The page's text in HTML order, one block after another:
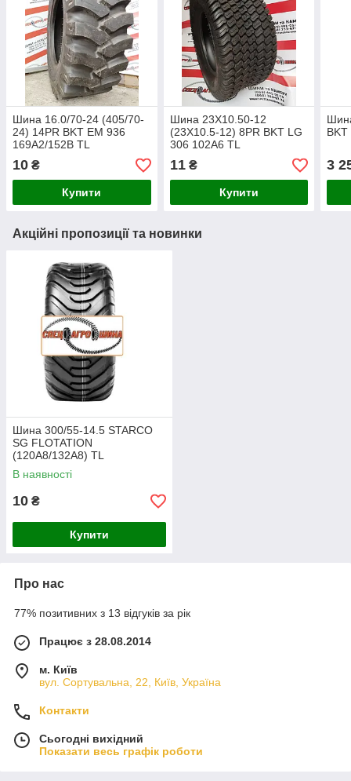
Шина 16.0/70-24 (405/70-
24) 14PR BKT EM 936
169A2/152B TL
10 ₴
Купити
Шина 23X10.50-12
(23X10.5-12) 8PR BKT LG
306 102A6 TL
11₴
Купити
3
Акційні пропозиції та новинки
Шина 300/55-14.5 STARCO
SG FLOTATION
(120A8/132A8) TL
В наявності
10 ₴
Купити
Про нас
77% позитивних з 13 відгуків за рік
Працює з 28.08.2014
м. Київ
вул. Сортувальна, 22, Київ, Україна
Контакти
Сьогодні вихідний
Показати весь графік роботи